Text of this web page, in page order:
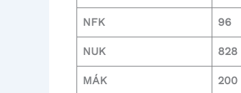
NFK 96
NUK 828
MÁK 200